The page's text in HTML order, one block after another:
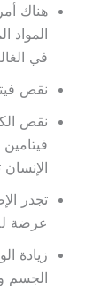
هناك
المواد
في
نقص
نقص
تجدر
عرضة
زيادة
الجسم